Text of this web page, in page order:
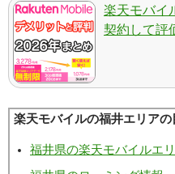
楽天モバイ
契約して評
楽天モバイルの福井エリアの
福井県の楽天モバイルエ